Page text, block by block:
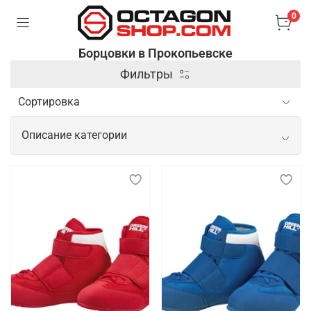
0
Борцовки в Прокопьевске
Фильтры
Описание категории
продуктивных и комфортных
Борцовки — это специализированная спортивная
обувь, предназначенная для занятий борьбой и
другими единоборствами. Они отличаются
легкостью, гибкостью и прочной подошвой,
которая обеспечивает хорошее сцепление с